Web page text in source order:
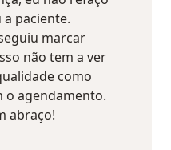
paciente.
marcar
não tem a ver
como
o agendamento.
abraço!